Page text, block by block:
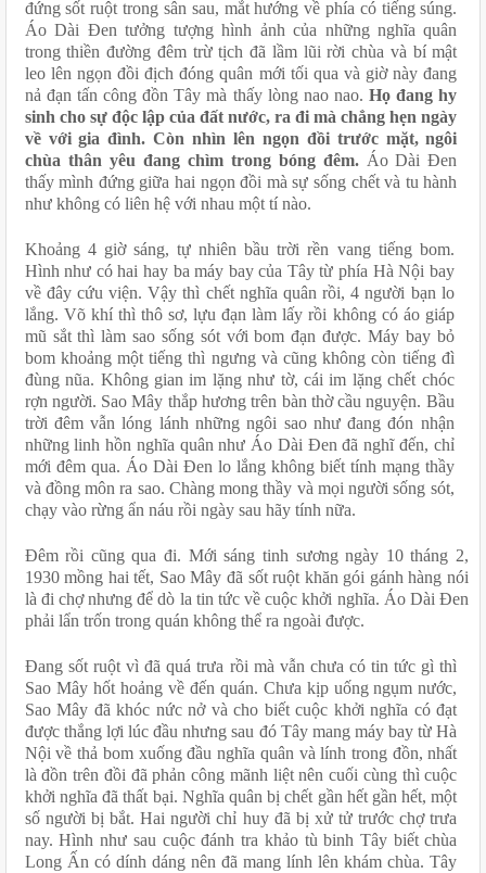
đứng sốt ruột trong sân sau, mắt hướng về phía có tiếng súng.
Áo Dài Đen tưởng tượng hình ảnh của những nghĩa quân
trong thiền đường đêm trừ tịch đã lầm lũi rời chùa và bí mật
leo lên ngọn đồi địch đóng quân mới tối qua và giờ này đang
nả đạn tấn công đồn Tây mà thấy lòng nao nao. Họ đang hy
sinh cho sự độc lập của đất nước, ra đi mà chẳng hẹn ngày
về với gia đình. Còn nhìn lên ngọn đồi trước mặt, ngôi
chùa thân yêu đang chìm trong bóng đêm. Áo Dài Đen
thấy mình đứng giữa hai ngọn đồi mà sự sống chết và tu hành
như không có liên hệ với nhau một tí nào.
Khoảng 4 giờ sáng, tự nhiên bầu trời rền vang tiếng bom.
Hình như có hai hay ba máy bay của Tây từ phía Hà Nội bay
về đây cứu viện. Vậy thì chết nghĩa quân rồi, 4 người bạn lo
lắng. Võ khí thì thô sơ, lựu đạn làm lấy rồi không có áo giáp
mũ sắt thì làm sao sống sót với bom đạn được. Máy bay bỏ
bom khoảng một tiếng thì ngưng và cũng không còn tiếng đì
đùng nũa. Không gian im lặng như tờ, cái im lặng chết chóc
rợn người. Sao Mây thắp hương trên bàn thờ cầu nguyện. Bầu
trời đêm vẫn lóng lánh những ngôi sao như đang đón nhận
những linh hồn nghĩa quân như Áo Dài Đen đã nghĩ đến, chỉ
mới đêm qua. Áo Dài Đen lo lắng không biết tính mạng thầy
và đồng môn ra sao. Chàng mong thầy và mọi người sống sót,
chạy vào rừng ẩn náu rồi ngày sau hãy tính nữa.
Đêm rồi cũng qua đi. Mới sáng tinh sương ngày 10 tháng 2,
1930 mồng hai tết, Sao Mây đã sốt ruột khăn gói gánh hàng nói
là đi chợ nhưng để dò la tin tức về cuộc khởi nghĩa. Áo Dài Đen
phải lẩn trốn trong quán không thể ra ngoài được.
Đang sốt ruột vì đã quá trưa rồi mà vẫn chưa có tin tức gì thì
Sao Mây hốt hoảng về đến quán. Chưa kịp uống ngụm nước,
Sao Mây đã khóc nức nở và cho biết cuộc khởi nghĩa có đạt
được thắng lợi lúc đầu nhưng sau đó Tây mang máy bay từ Hà
Nội về thả bom xuống đầu nghĩa quân và lính trong đồn, nhất
là đồn trên đồi đã phản công mãnh liệt nên cuối cùng thì cuộc
khởi nghĩa đã thất bại. Nghĩa quân bị chết gần hết gần hết, một
số người bị bắt. Hai người chỉ huy đã bị xử tử trước chợ trưa
nay. Hình như sau cuộc đánh tra khảo tù binh Tây biết chùa
Long Ấn có dính dáng nên đã mang lính lên khám chùa. Tây